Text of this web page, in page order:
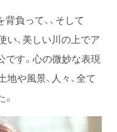
負って、、そして
い、美しい川の上でア
す。心の微妙な表現
地や風景、人々、全て